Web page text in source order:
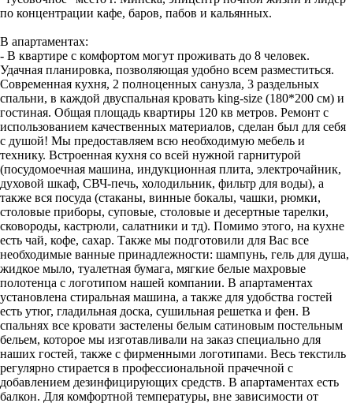
по концентрации кафе, баров, пабов и кальянных.
В апартаментах:
- В квартире с комфортом могут проживать до 8 человек.
Удачная планировка, позволяющая удобно всем разместиться.
Современная кухня, 2 полноценных санузла, 3 раздельных
спальни, в каждой двуспальная кровать king-size (180*200 см) и
гостиная. Общая площадь квартиры 120 кв метров. Ремонт с
использованием качественных материалов, сделан был для себя
с душой! Мы предоставляем всю необходимую мебель и
технику. Встроенная кухня со всей нужной гарнитурой
(посудомоечная машина, индукционная плита, электрочайник,
духовой шкаф, СВЧ-печь, холодильник, фильтр для воды), а
также вся посуда (стаканы, винные бокалы, чашки, рюмки,
столовые приборы, суповые, столовые и десертные тарелки,
сковороды, кастрюли, салатники и тд). Помимо этого, на кухне
есть чай, кофе, сахар. Также мы подготовили для Вас все
необходимые ванные принадлежности: шампунь, гель для душа,
жидкое мыло, туалетная бумага, мягкие белые махровые
полотенца с логотипом нашей компании. В апартаментах
установлена стиральная машина, а также для удобства гостей
есть утюг, гладильная доска, сушильная решетка и фен. В
спальнях все кровати застелены белым сатиновым постельным
бельем, которое мы изготавливали на заказ специально для
наших гостей, также с фирменными логотипами. Весь текстиль
регулярно стирается в профессиональной прачечной с
добавлением дезинфицирующих средств. В апартаментах есть
балкон. Для комфортной температуры, вне зависимости от